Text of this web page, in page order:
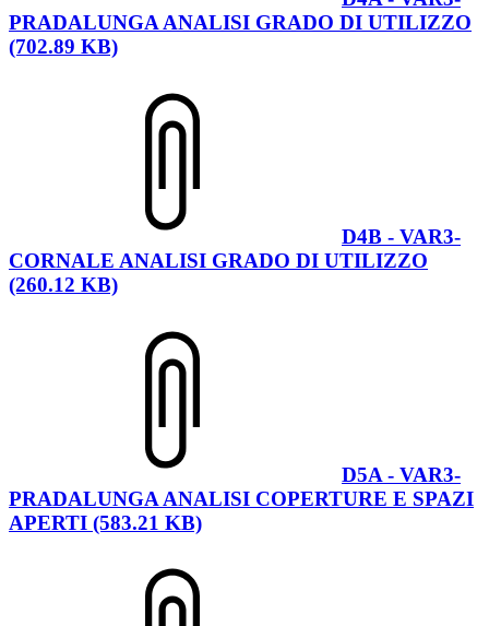
PRADALUNGA ANALISI GRADO DI UTILIZZO
(702.89 KB)
D4B - VAR3-
CORNALE ANALISI GRADO DI UTILIZZO
(260.12 KB)
D5A - VAR3-
PRADALUNGA ANALISI COPERTURE E SPAZI
APERTI (583.21 KB)